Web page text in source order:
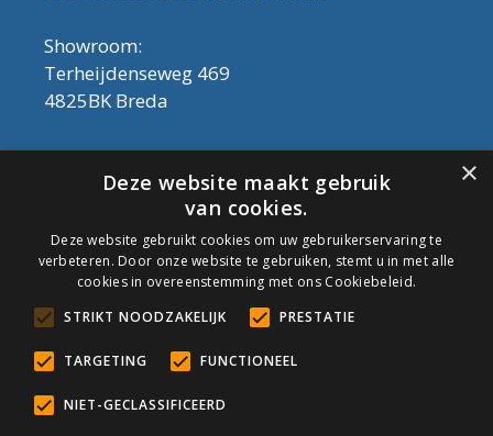
Showroom:
Terheijdenseweg 469
4825BK Breda
Let op! Onderhoudsproducten zijn nu af te
halen in de showroom. Er kan alleen met
contant geld betaald worden, dus geen pin.
Tel: 076-3030554
Email: info@onderhoudshop.nl
KVK: 59667419
Algemene Voorwaarden
Copyright © 2019 Onderhoud Shop
×
Deze website maakt gebruik
van cookies.
Deze website gebruikt cookies om uw gebruikerservaring te
verbeteren. Door onze website te gebruiken, stemt u in met alle
cookies in overeenstemming met ons Cookiebeleid.
STRIKT NOODZAKELIJK
PRESTATIE
TARGETING FUNCTIONEEL
NIET-GECLASSIFICEERD